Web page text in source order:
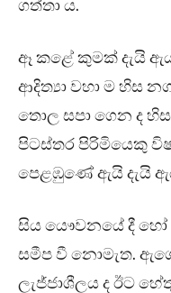
ගත්තා ය.
ඈ කළේ කුමක් දැයි
ආදිත්‍යා වහා ම හිස
තොල සපා ගෙන ද
පිටස්තර පිරිමියෙකු
පෙළඹුණේ ඇයි දැයි
සිය යෞවනයේ දී හෝ
සමීප වී නොමැත.
ලැජ්ජාශීලය ද ඊට